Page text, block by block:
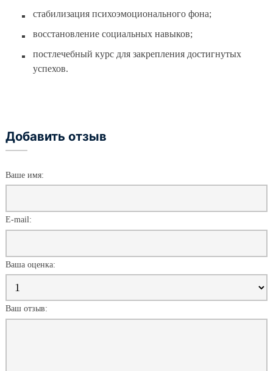
стабилизация психоэмоционального фона;
восстановление социальных навыков;
постлечебный курс для закрепления достигнутых
успехов.
Добавить отзыв
Ваше имя:
E-mail:
Ваша оценка:
Ваш отзыв: